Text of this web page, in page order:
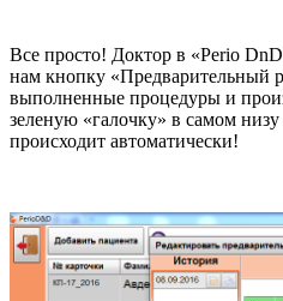
Все просто! Доктор в «Perio
нам кнопку «Предварительный
выполненные процедуры и
зеленую «галочку» в самом
происходит автоматически!